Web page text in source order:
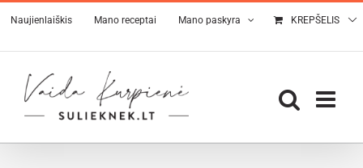
Skip
to
content
Naujienlaiškis Mano receptai Mano paskyra KREPŠELIS